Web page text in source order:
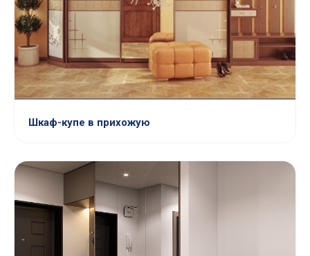
Шкаф-купе в прихожую